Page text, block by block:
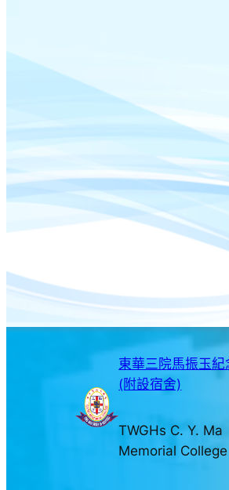
東華三院馬振玉紀
(附設宿舍)
TWGHs C. Y. Ma
Memorial College